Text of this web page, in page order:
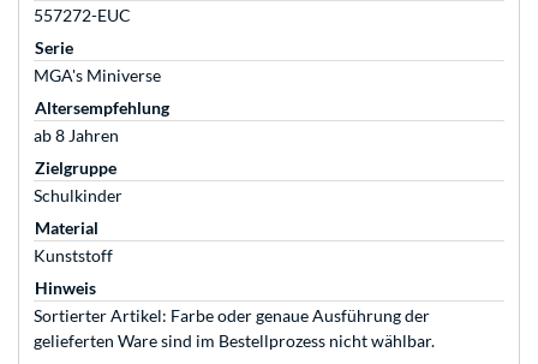
557272-EUC
Serie
MGA's Miniverse
Altersempfehlung
ab 8 Jahren
Zielgruppe
Schulkinder
Material
Kunststoff
Hinweis
Sortierter Artikel: Farbe oder genaue Ausführung der
gelieferten Ware sind im Bestellprozess nicht wählbar.